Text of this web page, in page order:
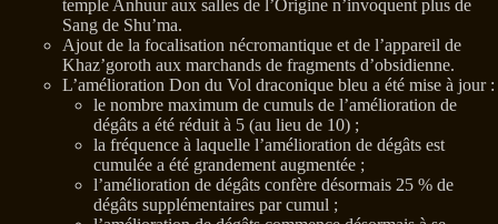
temple Anhuur aux salles de l’Origine n’invoquent plus de
Sang de Shu’ma.
Ajout de la focalisation nécromantique et de l’appareil de
Khaz’goroth aux marchands de fragments d’obsidienne.
L’amélioration Don du Vol draconique bleu a été mise à jour :
le nombre maximum de cumuls de l’amélioration de
dégâts a été réduit à 5 (au lieu de 10) ;
la fréquence à laquelle l’amélioration de dégâts est
cumulée a été grandement augmentée ;
l’amélioration de dégâts confère désormais 25 % de
dégâts supplémentaires par cumul ;